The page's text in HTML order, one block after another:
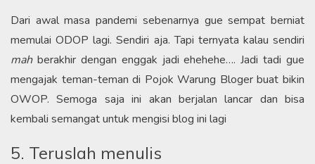
Dari awal masa pandemi sebenarnya gue sempat berniat
memulai ODOP lagi. Sendiri aja. Tapi ternyata kalau sendiri
mahberakhir dengan enggak jadi ehehehe…. Jadi tadi gue
mengajak teman-teman di Pojok Warung Bloger buat bikin
OWOP. Semoga saja ini akan berjalan lancar dan bisa
kembali semangat untuk mengisi blog ini lagi
5. Teruslah menulis